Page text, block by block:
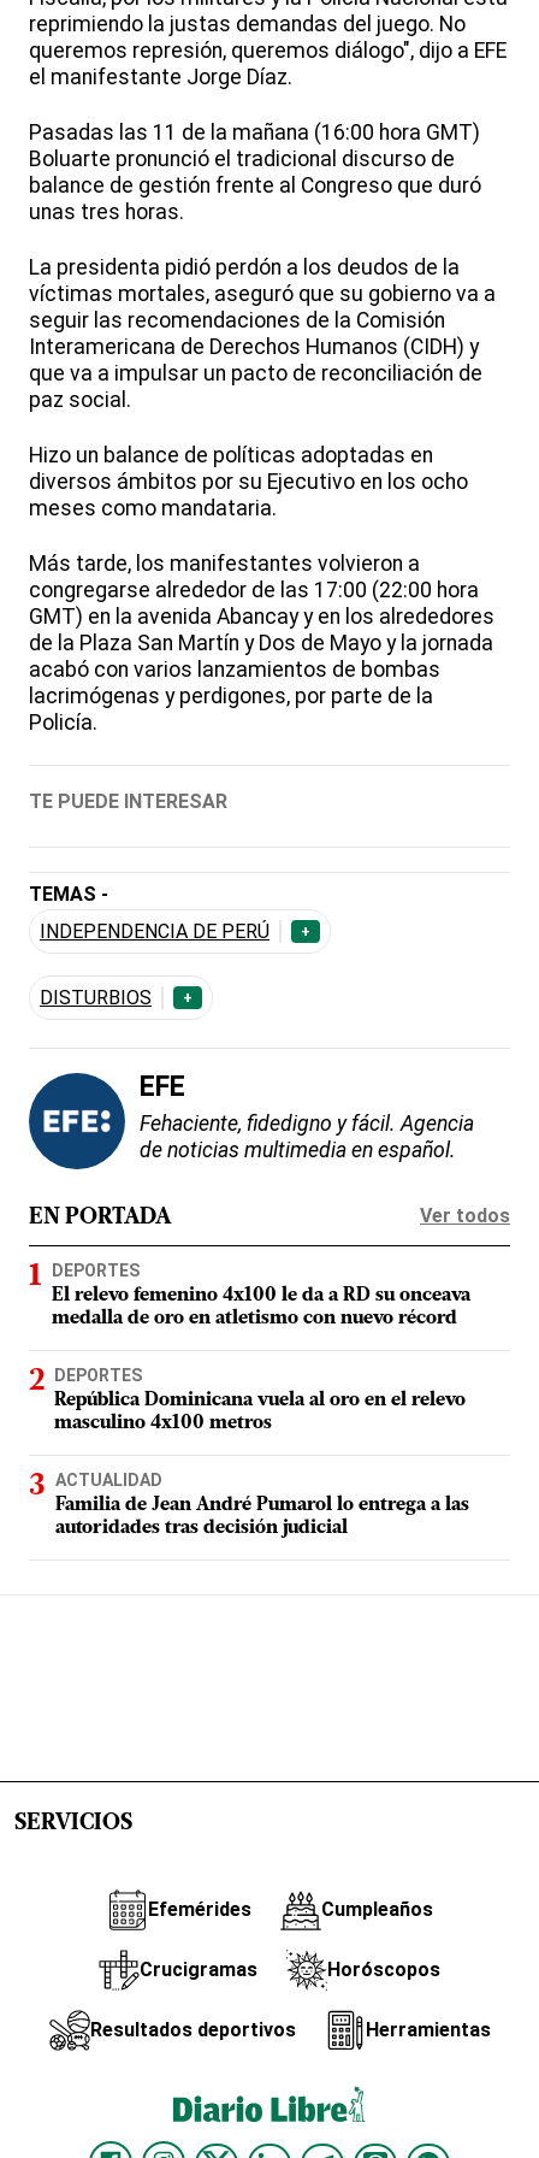
reprimiendo la justas demandas del juego. No
queremos represión, queremos diálogo", dijo a EFE
el manifestante Jorge Díaz.
Pasadas las 11 de la mañana (16:00 hora GMT)
Boluarte pronunció el tradicional discurso de
balance de gestión frente al Congreso que duró
unas tres horas.
La presidenta pidió perdón a los deudos de la
víctimas mortales, aseguró que su gobierno va a
seguir las recomendaciones de la Comisión
Interamericana de Derechos Humanos (CIDH) y
que va a impulsar un pacto de reconciliación de
paz social.
Hizo un balance de políticas adoptadas en
diversos ámbitos por su Ejecutivo en los ocho
meses como mandataria.
Más tarde, los manifestantes volvieron a
congregarse alrededor de las 17:00 (22:00 hora
GMT) en la avenida Abancay y en los alrededores
de la Plaza San Martín y Dos de Mayo y la jornada
acabó con varios lanzamientos de bombas
lacrimógenas y perdigones, por parte de la
Policía.
TE PUEDE INTERESAR
TEMAS -
INDEPENDENCIA DE PERÚ
+
DISTURBIOS +
EFE
Fehaciente, fidedigno y fácil. Agencia
de noticias multimedia en español.
EN PORTADA Ver todos
DEPORTES
El relevo femenino 4x100 le da a RD su onceava
medalla de oro en atletismo con nuevo récord
DEPORTES
República Dominicana vuela al oro en el relevo
masculino 4x100 metros
ACTUALIDAD
Familia de Jean André Pumarol lo entrega a las
autoridades tras decisión judicial
SERVICIOS
Efemérides Cumpleaños
Crucigramas Horóscopos
Resultados deportivos Herramientas